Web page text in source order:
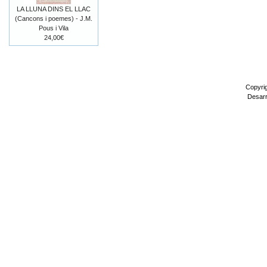
LA LLUNA DINS EL LLAC
(Cancons i poemes) - J.M.
Pous i Vila
24,00€